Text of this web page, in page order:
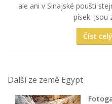
ale ani v Sinajské poušti
písek. Jsou
Číst
Další ze země Egypt